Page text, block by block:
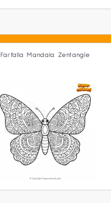
Farfalla Mandala Zentangle